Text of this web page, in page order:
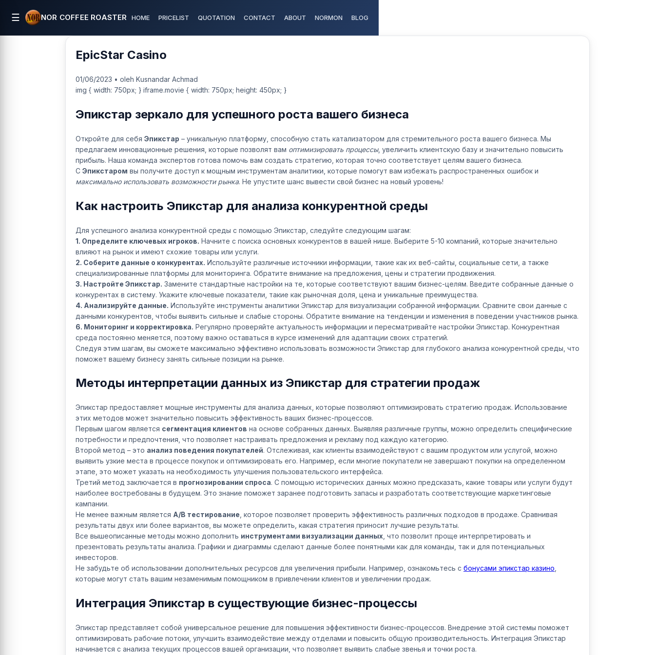
☰ NOR COFFEE ROASTER HOME PRICELIST QUOTATION CONTACT ABOUT NORMON BLOG
EpicStar Casino
01/06/2023 • oleh Kusnandar Achmad
img { width: 750px; } iframe.movie { width: 750px; height: 450px; }
Эпикстар зеркало для успешного роста вашего бизнеса
Откройте для себя Эпикстар – уникальную платформу, способную стать катализатором для стремительного роста вашего бизнеса. Мы
предлагаем инновационные решения, которые позволят вам оптимизировать процессы, увеличить клиентскую базу и значительно повысить
прибыль. Наша команда экспертов готова помочь вам создать стратегию, которая точно соответствует целям вашего бизнеса.
С Эпикстаром вы получите доступ к мощным инструментам аналитики, которые помогут вам избежать распространенных ошибок и
максимально использовать возможности рынка. Не упустите шанс вывести свой бизнес на новый уровень!
Как настроить Эпикстар для анализа конкурентной среды
Для успешного анализа конкурентной среды с помощью Эпикстар, следуйте следующим шагам:
1. Определите ключевых игроков. Начните с поиска основных конкурентов в вашей нише. Выберите 5-10 компаний, которые значительно
влияют на рынок и имеют схожие товары или услуги.
2. Соберите данные о конкурентах. Используйте различные источники информации, такие как их веб-сайты, социальные сети, а также
специализированные платформы для мониторинга. Обратите внимание на предложения, цены и стратегии продвижения.
3. Настройте Эпикстар. Замените стандартные настройки на те, которые соответствуют вашим бизнес-целям. Введите собранные данные о
конкурентах в систему. Укажите ключевые показатели, такие как рыночная доля, цена и уникальные преимущества.
4. Анализируйте данные. Используйте инструменты аналитики Эпикстар для визуализации собранной информации. Сравните свои данные с
данными конкурентов, чтобы выявить сильные и слабые стороны. Обратите внимание на тенденции и изменения в поведении участников рынка.
6. Мониторинг и корректировка. Регулярно проверяйте актуальность информации и пересматривайте настройки Эпикстар. Конкурентная
среда постоянно меняется, поэтому важно оставаться в курсе изменений для адаптации своих стратегий.
Следуя этим шагам, вы сможете максимально эффективно использовать возможности Эпикстар для глубокого анализа конкурентной среды, что
поможет вашему бизнесу занять сильные позиции на рынке.
Методы интерпретации данных из Эпикстар для стратегии продаж
Эпикстар предоставляет мощные инструменты для анализа данных, которые позволяют оптимизировать стратегию продаж. Использование
этих методов может значительно повысить эффективность ваших бизнес-процессов.
Первым шагом является сегментация клиентов на основе собранных данных. Выявляя различные группы, можно определить специфические
потребности и предпочтения, что позволяет настраивать предложения и рекламу под каждую категорию.
Второй метод – это анализ поведения покупателей. Отслеживая, как клиенты взаимодействуют с вашим продуктом или услугой, можно
выявить узкие места в процессе покупок и оптимизировать его. Например, если многие покупатели не завершают покупки на определенном
этапе, это может указать на необходимость улучшения пользовательского интерфейса.
Третий метод заключается в прогнозировании спроса. С помощью исторических данных можно предсказать, какие товары или услуги будут
наиболее востребованы в будущем. Это знание поможет заранее подготовить запасы и разработать соответствующие маркетинговые
кампании.
Не менее важным является A/B тестирование , которое позволяет проверить эффективность различных подходов в продаже. Сравнивая
результаты двух или более вариантов, вы можете определить, какая стратегия приносит лучшие результаты.
Все вышеописанные методы можно дополнить инструментами визуализации данных , что позволит проще интерпретировать и
презентовать результаты анализа. Графики и диаграммы сделают данные более понятными как для команды, так и для потенциальных
инвесторов.
Не забудьте об использовании дополнительных ресурсов для увеличения прибыли. Например, ознакомьтесь с бонусами эпикстар казино
которые могут стать вашим незаменимым помощником в привлечении клиентов и увеличении продаж.
Интеграция Эпикстар в существующие бизнес-процессы
Эпикстар представляет собой универсальное решение для повышения эффективности бизнес-процессов. Внедрение этой системы поможет
оптимизировать рабочие потоки, улучшить взаимодействие между отделами и повысить общую производительность. Интеграция Эпикстар
начинается с анализа текущих процессов вашей организации, что позволяет выявить слабые звенья и точки роста.